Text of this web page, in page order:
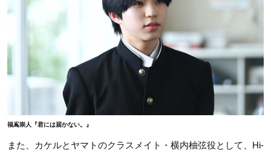
福嶌崇人『君には届かない。』
また、カケルとヤマトのクラスメイト・横内柚弦役として、Hi-